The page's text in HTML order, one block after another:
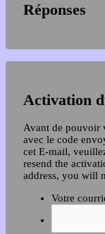
Réponses
Activation
Avant de pouvoir
avec le code
cet E-mail,
resend the
address, you will
Votre